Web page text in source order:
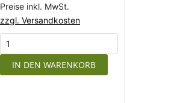
Preise inkl. MwSt.
zzgl. Versandkosten
IN DEN WARENKORB